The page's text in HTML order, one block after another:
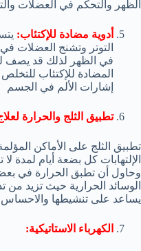
الظهر والتحكم في العضلات
أدوية مضادة للإكتئاب:
التوتر وتشنج العضلات
في الظهر لذلك قد يصف
المضادة للإكتئاب
إشارات الألم في الجسم
تطبيق الثلج والحرارة
تطبيق الثلج على الأماكن
وحاول أن تطبق الحرارة في
الوسائد الحرارية حيث تزيد
يساعد على تنشيطها والاحساس
الكهرباء الاستاتيكية: